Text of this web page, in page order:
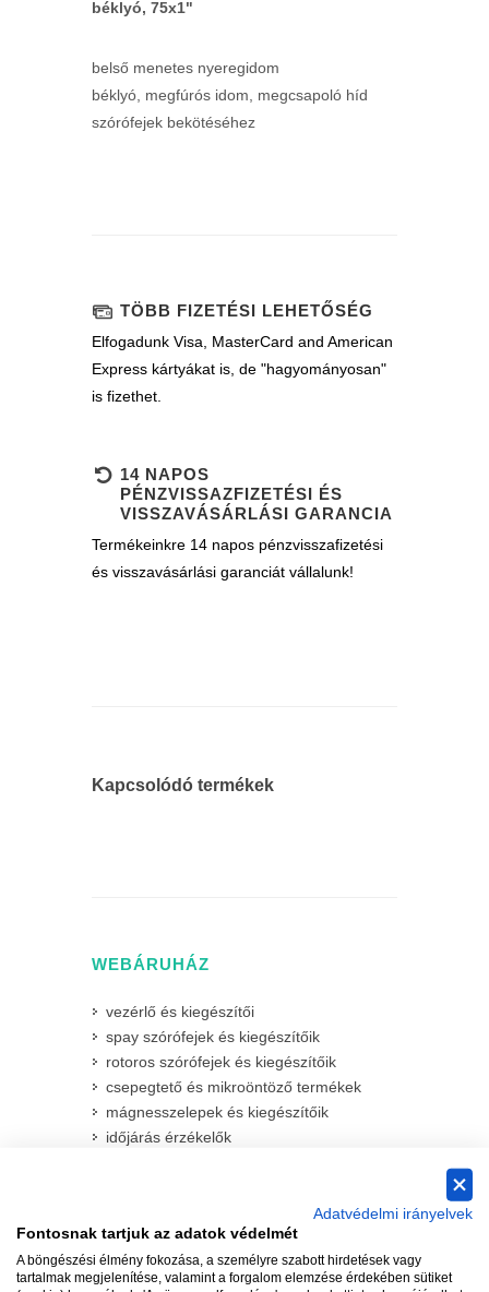
béklyó, 75x1"
belső menetes nyeregidom
béklyó, megfúrós idom, megcsapoló híd
szórófejek bekötéséhez
TÖBB FIZETÉSI LEHETŐSÉG
Elfogadunk Visa, MasterCard and American
Express kártyákat is, de "hagyományosan"
is fizethet.
14 NAPOS
PÉNZVISSAZFIZETÉSI ÉS
VISSZAVÁSÁRLÁSI GARANCIA
Termékeinkre 14 napos pénzvisszafizetési
és visszavásárlási garanciát vállalunk!
Kapcsolódó termékek
WEBÁRUHÁZ
vezérlő és kiegészítői
spay szórófejek és kiegészítőik
rotoros szórófejek és kiegészítőik
csepegtető és mikroöntöző termékek
mágnesszelepek és kiegészítőik
időjárás érzékelők
szűrők és homokleválasztók
kerek és szögletes szelepdobozok
idomok
Adatvédelmi irányelvek
Fontosnak tartjuk az adatok védelmét
A böngészési élmény fokozása, a személyre szabott hirdetések vagy
tartalmak megjelenítése, valamint a forgalom elemzése érdekében sütiket